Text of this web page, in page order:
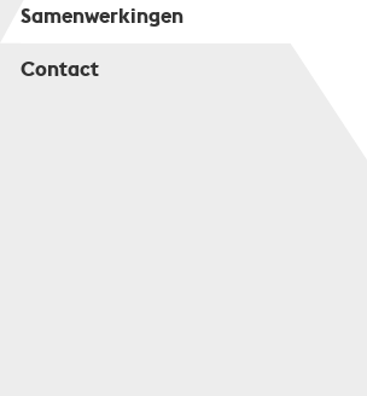
Samenwerkingen
Contact